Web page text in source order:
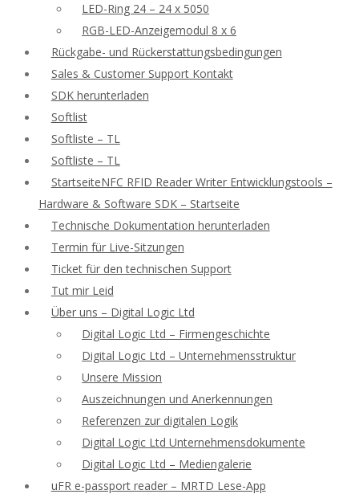
LED-Ring 24 – 24 x 5050
RGB-LED-Anzeigemodul 8 x 6
Rückgabe- und Rückerstattungsbedingungen
Sales & Customer Support Kontakt
SDK herunterladen
Softlist
Softliste – TL
Softliste – TL
StartseiteNFC RFID Reader Writer Entwicklungstools –
Hardware & Software SDK – Startseite
Technische Dokumentation herunterladen
Termin für Live-Sitzungen
Ticket für den technischen Support
Tut mir Leid
Über uns – Digital Logic Ltd
Digital Logic Ltd – Firmengeschichte
Digital Logic Ltd – Unternehmensstruktur
Unsere Mission
Auszeichnungen und Anerkennungen
Referenzen zur digitalen Logik
Digital Logic Ltd Unternehmensdokumente
Digital Logic Ltd – Mediengalerie
uFR e-passport reader – MRTD Lese-App